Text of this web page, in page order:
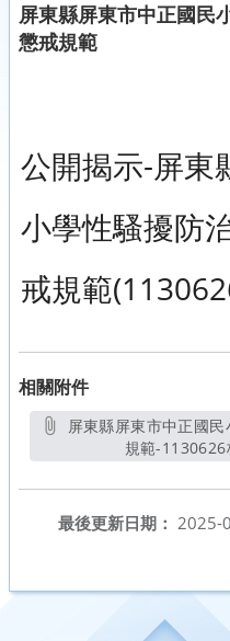
屏東縣屏東市中正國民
懲戒規範
公開揭示-屏東
小學性騷擾防
戒規範
相關附件
規範-
最後更新日期： 2025-